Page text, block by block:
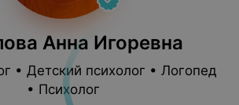
Анна Игоревна
• Детский психолог • Логопед
• Психолог